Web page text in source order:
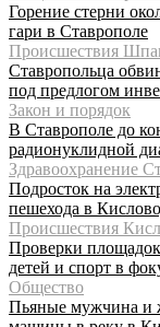
Горение стерни
гари в Ставрополе
Происшествия
Ставропольца
под предлогом
Закон и порядок
В Ставрополе до
радионуклидной
Здравоохранение
Подросток на
пешехода в
Происшествия
Проверки площадок
детей и спорт в
Общество
Пьяные мужчина и